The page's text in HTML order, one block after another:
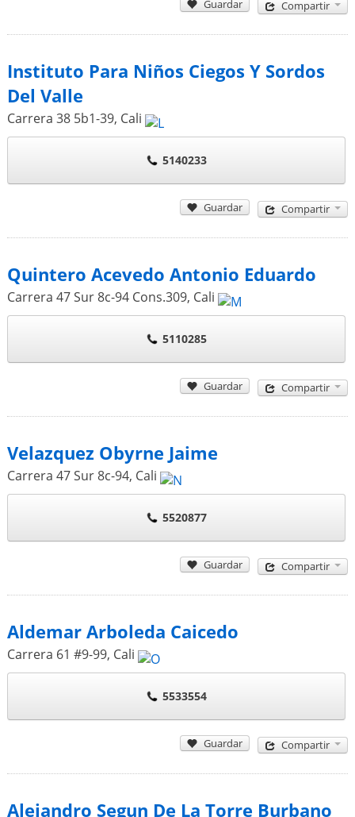
Guardar Compartir
Instituto Para Niños Ciegos Y Sordos
Del Valle
Carrera 38 5b1-39, Cali
5140233
Guardar Compartir
Quintero Acevedo Antonio Eduardo
Carrera 47 Sur 8c-94 Cons.309, Cali
5110285
Guardar Compartir
Velazquez Obyrne Jaime
Carrera 47 Sur 8c-94, Cali
5520877
Guardar Compartir
Aldemar Arboleda Caicedo
Carrera 61 #9-99, Cali
5533554
Guardar Compartir
Alejandro Segun De La Torre Burbano